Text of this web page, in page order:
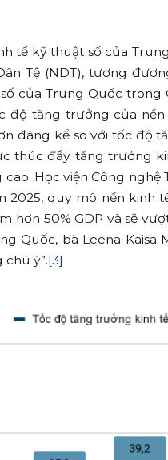
tế kỹ thuật số của
Tệ (NDT), tương
của Trung Quốc trong
độ tăng trưởng của
đáng kể so với tốc độ
thúc đẩy tăng trưởng
Học viện Công nghệ
2025, quy mô nền kinh
hơn 50% GDP và sẽ
Quốc, bà Leena-Kaisa
ý”.[3]